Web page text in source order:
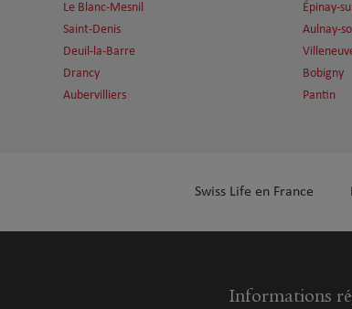
De Gaulle
Voir plus
Le Blanc-Mesnil
Saint-Denis
Deuil-la-Barre
Drancy
Aubervilliers
Épinay-
Aulnay-
Bobigny
Pantin
Swiss Life en France
Informations